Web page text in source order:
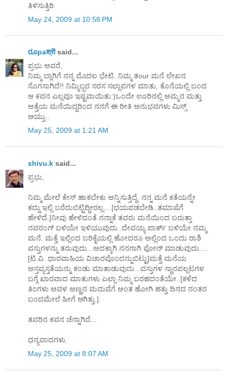
ತಿಳಿಸುತ್ತಿರಿ.
May 24, 2009 at 10:58 PM
ರೂpaश्रीsaid...
ಪ್ರಭು ಅವರೆ,
ನಿಮ್ಮ ಬ್ಲಾಗಿಗೆ ನನ್ನ ಮೊದಲ ಭೇಟಿ. ನಿಮ್ಮ ತour ಮನೆ ಲೇಖನ
ಸೊಗಸಾಗಿದೆ!! ನಿಮ್ಮಿಬ್ಬರ ಸರಸ ಸಲ್ಲಾಪಗಳ ಮಾತು, ಕೊನೆಯಲ್ಲಿ ಬಂದ
ಆ ಕವನ ಎಲ್ಲವೂ ಇಷ್ಟವಾಯಿತು:)ಒಂದೇ ಊರಿನಲ್ಲಿ ಅಮ್ಮನ ಮತ್ತು
ಅತ್ತೆಯ ಮನೆಯಿದ್ದರಿಂದ ನನಗೆ ಈ ರೀತಿ ಅನುಭವಗಳು ಮಿಸ್ಸ್
ಆಯ್ತು..
May 25, 2009 at 1:21 AM
shivu.k said...
ಪ್ರಭು,
ನಿಮ್ಮ ಮೇಲೆ ಕೇಸ್ ಹಾಕಬೇಕು ಅನ್ನಿಸುತ್ತಿದ್ದೆ. ನನ್ನ ಮನೆ ಕತೆಯನ್ನೇ
ಕದ್ದು ಇಲ್ಲಿ ಬರೆದುಬಿಟ್ಟಿದ್ದೀರಲ್ಲ....[ಭಯಪಡಬೇಡಿ..ತಮಾಷೆಗೆ
ಹೇಳಿದೆ.]ನೀವು ಹೇಳಿದಂತೆ ನನ್ನಾಕೆ ತವರು ಮನೆಯಿಂದ ಬರುತ್ತಾ
ನವರಂಗ್ ಬಳಿಯೇ ಇಳಿಯುವುದು..ದೇವಯ್ಯ ಪಾರ್ಕ್ ಬಳಿಯೇ ನಮ್ಮ
ಮನೆ. ಮತ್ತೆ ಇಲ್ಲಿಂದ ಬರಿಕೈಯಲ್ಲಿ ಹೋದರೂ ಅಲ್ಲಿಂದ ಒಂದು ರಾಶಿ
ವಸ್ತುಗಳನ್ನು ತರುವುದು...ಅದಕ್ಕಾಗಿ ನನಗಾಗಿ ಫೋನ್ ಮಾಡುವುದು....
[ಟಿ.ವಿ. ಧಾರವಾಹಿಯ ವಿಚಾರವೊಂದನ್ನುಬಿಟ್ಟು]ಮತ್ತೆ ಮನೆಯ
ಅಸ್ತವ್ಯಸ್ತತೆಯನ್ನು ಕಂಡು ಮಾತಾಡುವುದು...ವಸ್ತುಗಳ ಸ್ಥಾನಪಲ್ಲಟಗಳ
ಬಗ್ಗೆ ಖಾರವಾದ ಮಾತುಗಳು ಎಲ್ಲಾ ನಿಮ್ಮ ಬರಹದಂತೆಯೇ..[ಕಳೆದ
ತಿಂಗಳು ಅವಳ ಅಣ್ಣನ ಮದುವೆಗೆ ಅಂತ ಹೋಗಿ ಹತ್ತು ದಿನದ ನಂತರ
ಬಂದಮೇಲೆ ಹೀಗೆ ಆಗಿತ್ತು.].
ತವರಿನ ಕವನ ಚೆನ್ನಾಗಿದೆ...
ಧನ್ಯವಾದಗಳು.
May 25, 2009 at 8:07 AM